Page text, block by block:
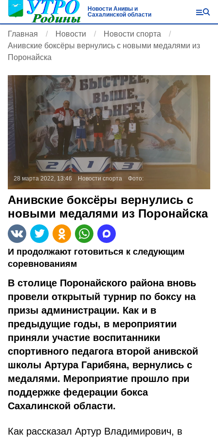
Новости Анивы и
Сахалинской области
Главная Новости
Новости спорта
Анивские боксёры вернулись с новыми медалями из
Поронайска
28 марта 2022, 13:46 Новости спорта Фото:
Анивские боксёры вернулись с
новыми медалями из Поронайска
И продолжают готовиться к следующим
соревнованиям
В столице Поронайского района вновь
провели открытый турнир по боксу на
призы администрации. Как и в
предыдущие годы, в мероприятии
приняли участие воспитанники
спортивного педагога второй анивской
школы Артура Гарибяна, вернулись с
медалями. Мероприятие прошло при
поддержке федерации бокса
Сахалинской области.
Как рассказал Артур Владимирович, в